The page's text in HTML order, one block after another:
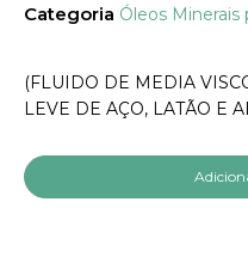
Categoria Óleos
(FLUIDO DE MEDIA
LEVE DE AÇO, LATÃO E